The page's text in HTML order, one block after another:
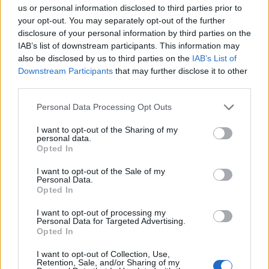
us or personal information disclosed to third parties prior to
your opt-out. You may separately opt-out of the further
disclosure of your personal information by third parties on the
IAB’s list of downstream participants. This information may
also be disclosed by us to third parties on the IAB’s List of
Downstream Participants that may further disclose it to other
Personal Data Processing Opt Outs
I want to opt-out of the Sharing of my
personal data.
Opted In
I want to opt-out of the Sale of my
Personal Data.
Opted In
I want to opt-out of processing my
Personal Data for Targeted Advertising.
Opted In
I want to opt-out of Collection, Use,
Retention, Sale, and/or Sharing of my
Április 30. A méhek napja
Vissza a naptár főoldalra
FRISS HÍREK
focistája: dopping miatt kaszálták el, vajon mit
láthatunk majd tőle?
Rendkívüli bejelentést tett a Bankszövetség:
nagy változás jön a magyar bankokban a
Már nem működik a régi last minute trükk:
nyaralással